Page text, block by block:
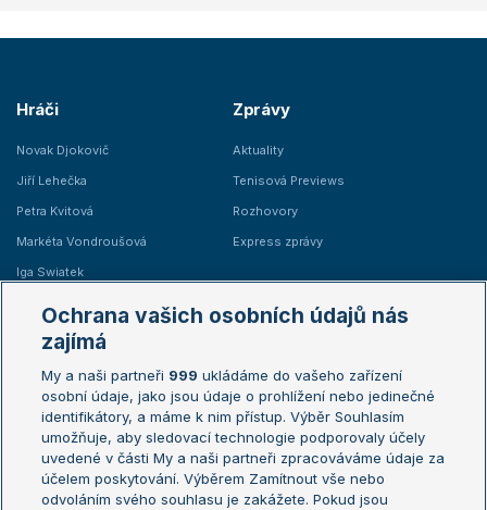
Hráči
Novak Djokovič
Jiří Lehečka
Petra Kvitová
Markéta Vondroušová
Iga Swiatek
Zprávy
Aktuality
Tenisová Previews
Rozhovory
Express zprávy
Žebříčky
Žebříček ATP (muži)
Žebříček WTA (ženy)
Sázkařský žebříček
Australian Open
French Open
Wimbledon
US Open
Turnaj mistrů
Ochrana vašich osobních údajů nás
zajímá
My a naši partneři 999 ukládáme do vašeho zařízení
osobní údaje, jako jsou údaje o prohlížení nebo jedinečné
identifikátory, a máme k nim přístup. Výběr Souhlasím
umožňuje, aby sledovací technologie podporovaly účely
uvedené v části My a naši partneři zpracováváme údaje za
účelem poskytování. Výběrem Zamítnout vše nebo
odvoláním svého souhlasu je zakážete. Pokud jsou